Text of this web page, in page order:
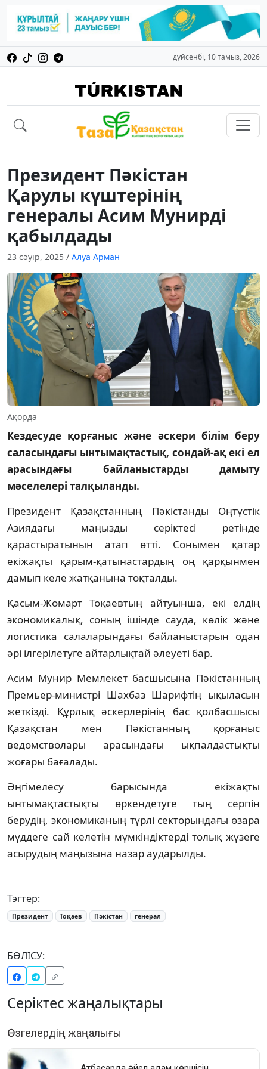
дүйсенбі, 10 тамыз, 2026
Президент Пәкістан
Қарулы күштерінің
генералы Асим Мунирді
қабылдады
23 сәуір, 2025 / Алуа Арман
Ақорда
Кездесуде қорғаныс және әскери білім беру
саласындағы ынтымақтастық, сондай-ақ екі ел
арасындағы байланыстарды дамыту
мәселелері талқыланды.
Президент Қазақстанның Пәкістанды Оңтүстік
Азиядағы маңызды серіктесі ретінде
қарастыратынын атап өтті. Сонымен қатар
екіжақты қарым-қатынастардың оң қарқынмен
дамып келе жатқанына тоқталды.
Қасым-Жомарт Тоқаевтың айтуынша, екі елдің
экономикалық, соның ішінде сауда, көлік және
логистика салаларындағы байланыстарын одан
әрі ілгерілетуге айтарлықтай әлеуеті бар.
Асим Мунир Мемлекет басшысына Пәкістанның
Премьер-министрі Шахбаз Шарифтің ықыласын
жеткізді. Құрлық әскерлерінің бас қолбасшысы
Қазақстан мен Пәкістанның қорғаныс
ведомстволары арасындағы ықпалдастықты
жоғары бағалады.
Әңгімелесу барысында екіжақты
ынтымақтастықты өркендетуге тың серпін
берудің, экономиканың түрлі секторындағы өзара
мүддеге сай келетін мүмкіндіктерді толық жүзеге
асырудың маңызына назар аударылды.
Тэгтер:
Президент Тоқаев Пәкістан генерал
БӨЛІСУ:
Серіктес жаңалықтары